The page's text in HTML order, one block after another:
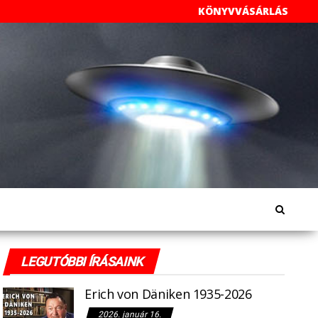
KÖNYVVÁSÁRLÁS
LEGUTÓBBI ÍRÁSAINK
Erich von Däniken 1935-2026
2026. január 16.